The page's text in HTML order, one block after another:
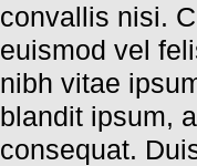
convallis nisi.
euismod vel
nibh vitae
blandit ipsum,
consequat.